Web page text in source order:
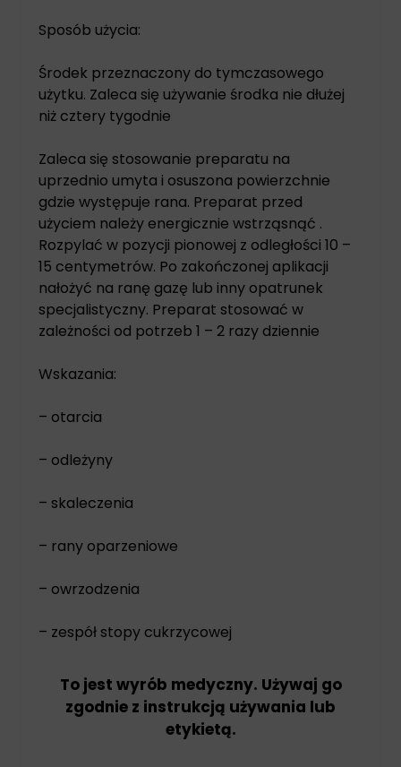
Sposób użycia:
Środek przeznaczony do tymczasowego
użytku. Zaleca się używanie środka nie dłużej
niż cztery tygodnie
Zaleca się stosowanie preparatu na
uprzednio umyta i osuszona powierzchnie
gdzie występuje rana. Preparat przed
użyciem należy energicznie wstrząsnąć .
Rozpylać w pozycji pionowej z odległości 10 –
15 centymetrów. Po zakończonej aplikacji
nałożyć na ranę gazę lub inny opatrunek
specjalistyczny. Preparat stosować w
zależności od potrzeb 1 – 2 razy dziennie
Wskazania:
– otarcia
– odleżyny
– skaleczenia
– rany oparzeniowe
– owrzodzenia
– zespół stopy cukrzycowej
To jest wyrób medyczny. Używaj go
zgodnie z instrukcją używania lub
etykietą.